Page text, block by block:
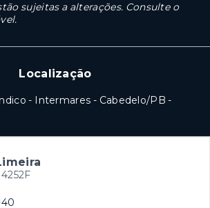
sujeitas a alterações. Consulte o
Localização
- Intermares - Cabedelo/PB -
4252F